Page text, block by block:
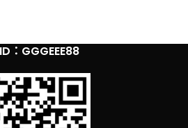
：GGGEEE88